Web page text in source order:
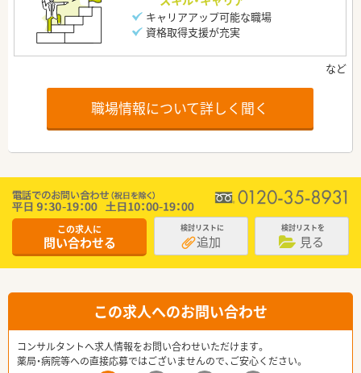
キャリアアップ可能な職場
資格取得支援が充実
職場情報について詳しく聞く
この求人に
問い合わせる
検討リストに
追加
検討リストを
見る
この求人へのお問い合わせ
コンサルタントへ求人情報をお問い合わせいただけます。
薬局・病院等への直接応募ではございませんので、ご安心ください。